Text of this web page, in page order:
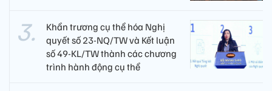
Khẩn trương cụ thể hóa Nghị
quyết số 23-NQ/TW và Kết luận
số 49-KL/TW thành các chương
trình hành động cụ thể